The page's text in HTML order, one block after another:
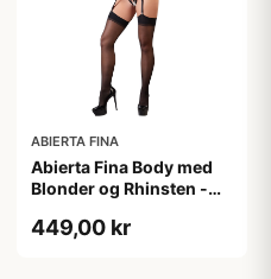
ABIERTA FINA
Abierta Fina Body med
Blonder og Rhinsten -
449,00 kr